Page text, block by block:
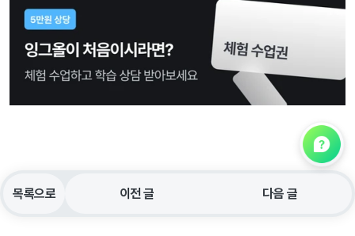
목록으로 이전 글 다음 글